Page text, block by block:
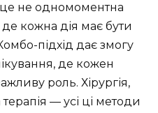
не одномоментна
кожна дія має бути
підхід дає змогу
де кожен
роль. Хірургія,
— усі ці методи